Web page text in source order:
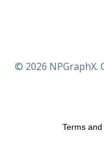
© 2026 NPGraphX.
Terms